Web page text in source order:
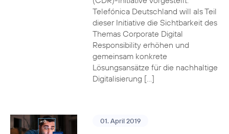
Telefónica Deutschland will als Teil
dieser Initiative die Sichtbarkeit des
Themas Corporate Digital
Responsibility erhöhen und
gemeinsam konkrete
Lösungsansätze für die nachhaltige
Digitalisierung […]
01. April 2019